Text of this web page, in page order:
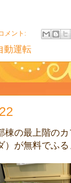
メント:
動運転
棟の最上階の
）が無料でふ